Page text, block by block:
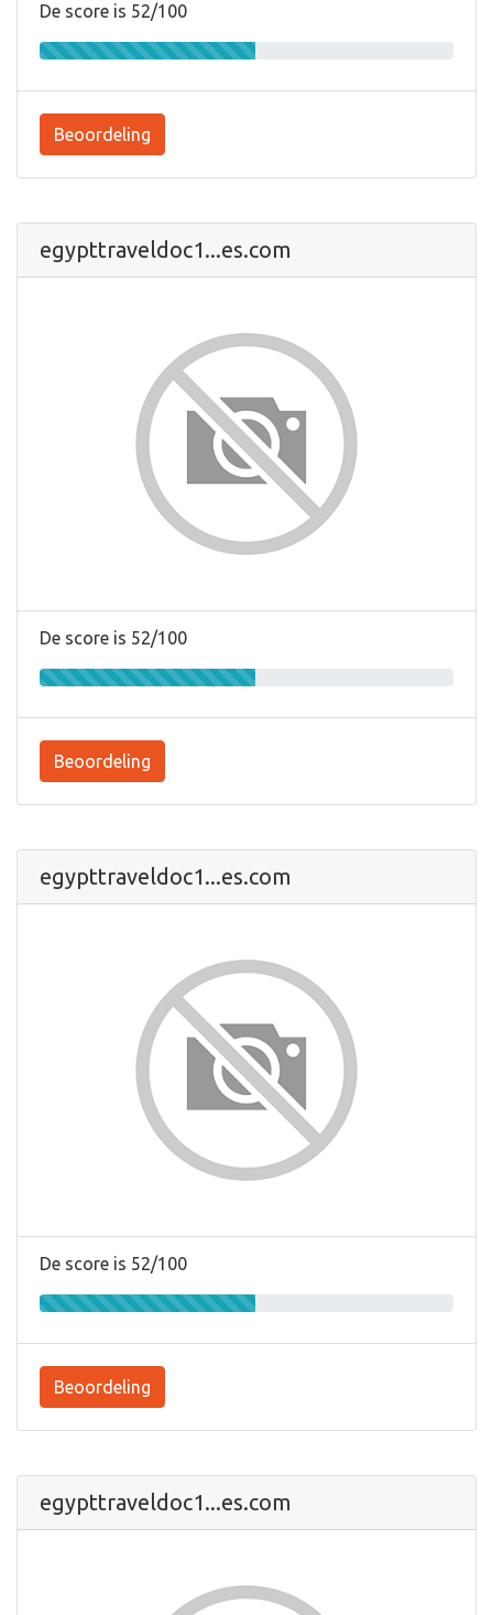
De score is 52/100
Beoordeling
egypttraveldoc1...es.com
De score is 52/100
Beoordeling
egypttraveldoc1...es.com
De score is 52/100
Beoordeling
egypttraveldoc1...es.com